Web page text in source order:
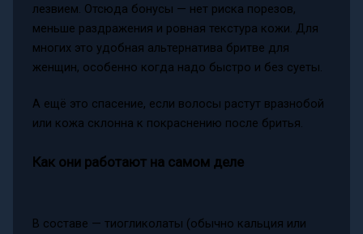
лезвием. Отсюда бонусы — нет риска порезов,
меньше раздражения и ровная текстура кожи. Для
многих это удобная альтернатива бритве для
женщин, особенно когда надо быстро и без суеты.
А ещё это спасение, если волосы растут вразнобой
или кожа склонна к покраснению после бритья.
Как они работают на самом деле
В составе — тиогликолаты (обычно кальция или